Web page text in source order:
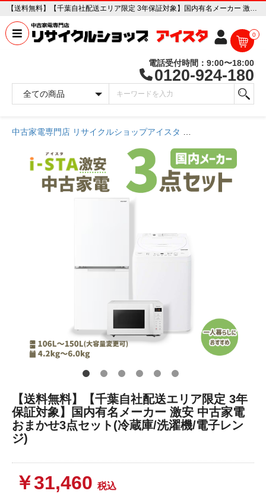
【送料無料】【千葉自社配送エリア限定 3年保証対象】国内有名メーカー 激安 中古家電おまかせ3点セット(冷蔵庫/洗濯機/電子レンジ) 中古家電販売専門店 リサイクルショップ アイスタ
0
電話受付時間：9:00〜18:00
0120-924-180
中古家電専門店 リサイクルショップアイスタ
【送料無料】【千葉自社配送エリア限定 3年
保証対象】国内有名メーカー 激安 中古家電
おまかせ3点セット(冷蔵庫/洗濯機/電子レン
ジ)
￥31,460 税込